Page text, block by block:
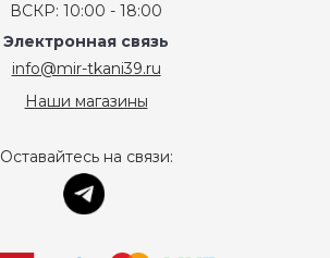
ВСКР: 10:00 - 18:00
Электронная связь
info@mir-tkani39.ru
Наши магазины
Оставайтесь на связи: